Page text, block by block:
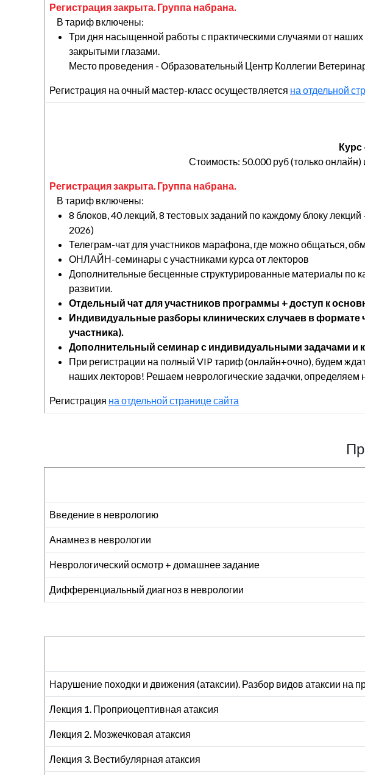
Регистрация закрыта. Группа набрана.
В тариф включены:
Три дня насыщенной работы с практическими случаями от
закрытыми глазами.
Место проведения - Образовательный Центр Коллегии
Регистрация на очный мастер-класс осуществляется на отдельной
Курс
Стоимость: 50.000 руб (только
Регистрация закрыта. Группа набрана.
В тариф включены:
8 блоков, 40 лекций, 8 тестовых заданий по каждому блоку
2026)
Телеграм-чат для участников марафона, где можно общаться,
ОНЛАЙН-семинары с участниками курса от лекторов
Дополнительные бесценные структурированные материалы по
развитии.
Отдельный чат для участников программы + доступ к
Индивидуальные разборы клинических случаев в формате
участника).
Дополнительный семинар с индивидуальными задачами и
При регистрации на полный VIP тариф (онлайн+очно), будем
наших лекторов! Решаем неврологические задачки, определяем
Регистрация на отдельной странице сайта
Введение в неврологию
Анамнез в неврологии
Неврологический осмотр + домашнее задание
Дифференциальный диагноз в неврологии
Нарушение походки и движения (атаксии). Разбор видов атаксии на
Лекция 1. Проприоцептивная атаксия
Лекция 2. Мозжечковая атаксия
Лекция 3. Вестибулярная атаксия